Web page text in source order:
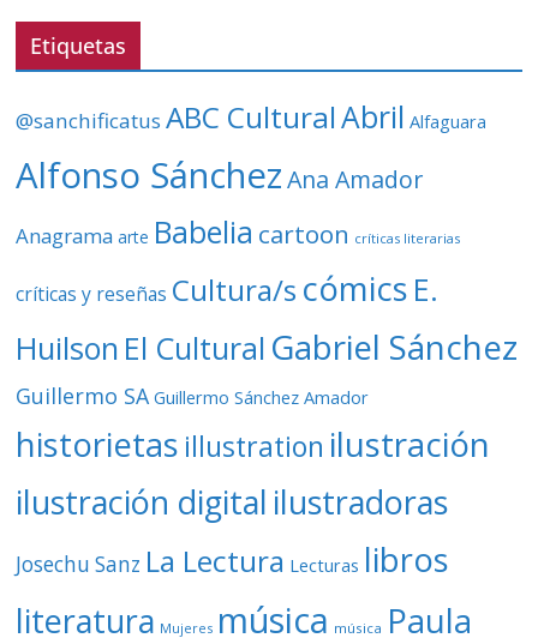
í
e
Etiquetas
@sanchificatus ABC CulturalAbril Alfaguara
Alfonso Sánchez Ana Amador
Anagrama arte Babelia cartoon críticas literarias
críticas y reseñas Cultura/s cómics E.
Huilson El Cultural Gabriel Sánchez
Guillermo SA Guillermo Sánchez Amador
historietas illustration ilustración
ilustración digital ilustradoras
Josechu Sanz La Lectura Lecturas libros
literatura Mujeres música música Paula